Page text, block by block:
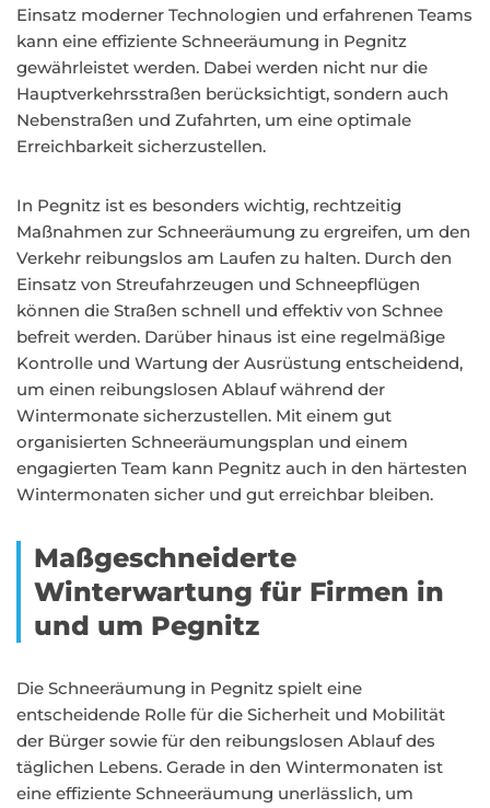
Einsatz moderner Technologien und erfahrenen Teams
kann eine effiziente Schneeräumung in Pegnitz
gewährleistet werden. Dabei werden nicht nur die
Hauptverkehrsstraßen berücksichtigt, sondern auch
Nebenstraßen und Zufahrten, um eine optimale
Erreichbarkeit sicherzustellen.
In Pegnitz ist es besonders wichtig, rechtzeitig
Maßnahmen zur Schneeräumung zu ergreifen, um den
Verkehr reibungslos am Laufen zu halten. Durch den
Einsatz von Streufahrzeugen und Schneepflügen
können die Straßen schnell und effektiv von Schnee
befreit werden. Darüber hinaus ist eine regelmäßige
Kontrolle und Wartung der Ausrüstung entscheidend,
um einen reibungslosen Ablauf während der
Wintermonate sicherzustellen. Mit einem gut
organisierten Schneeräumungsplan und einem
engagierten Team kann Pegnitz auch in den härtesten
Wintermonaten sicher und gut erreichbar bleiben.
Maßgeschneiderte
Winterwartung für Firmen in
und um Pegnitz
Die Schneeräumung in Pegnitz spielt eine
entscheidende Rolle für die Sicherheit und Mobilität
der Bürger sowie für den reibungslosen Ablauf des
täglichen Lebens. Gerade in den Wintermonaten ist
eine effiziente Schneeräumung unerlässlich, um